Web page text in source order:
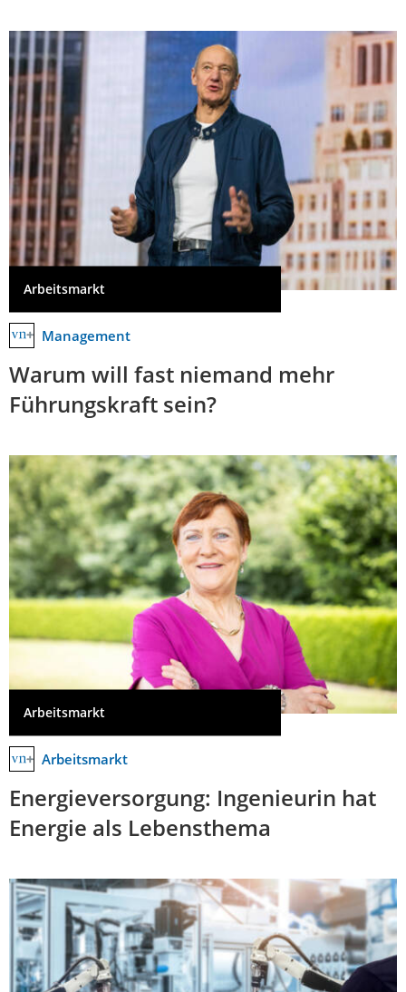
Arbeitsmarkt
Management
Warum will fast niemand mehr
Führungskraft sein?
Arbeitsmarkt
Arbeitsmarkt
Energieversorgung: Ingenieurin hat
Energie als Lebensthema